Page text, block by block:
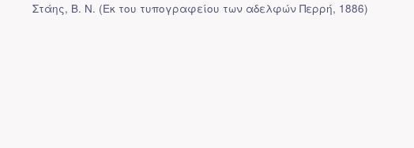
Στάης, Β. Ν. (Εκ του τυπογραφείου των αδελφών Περρή, 1886)